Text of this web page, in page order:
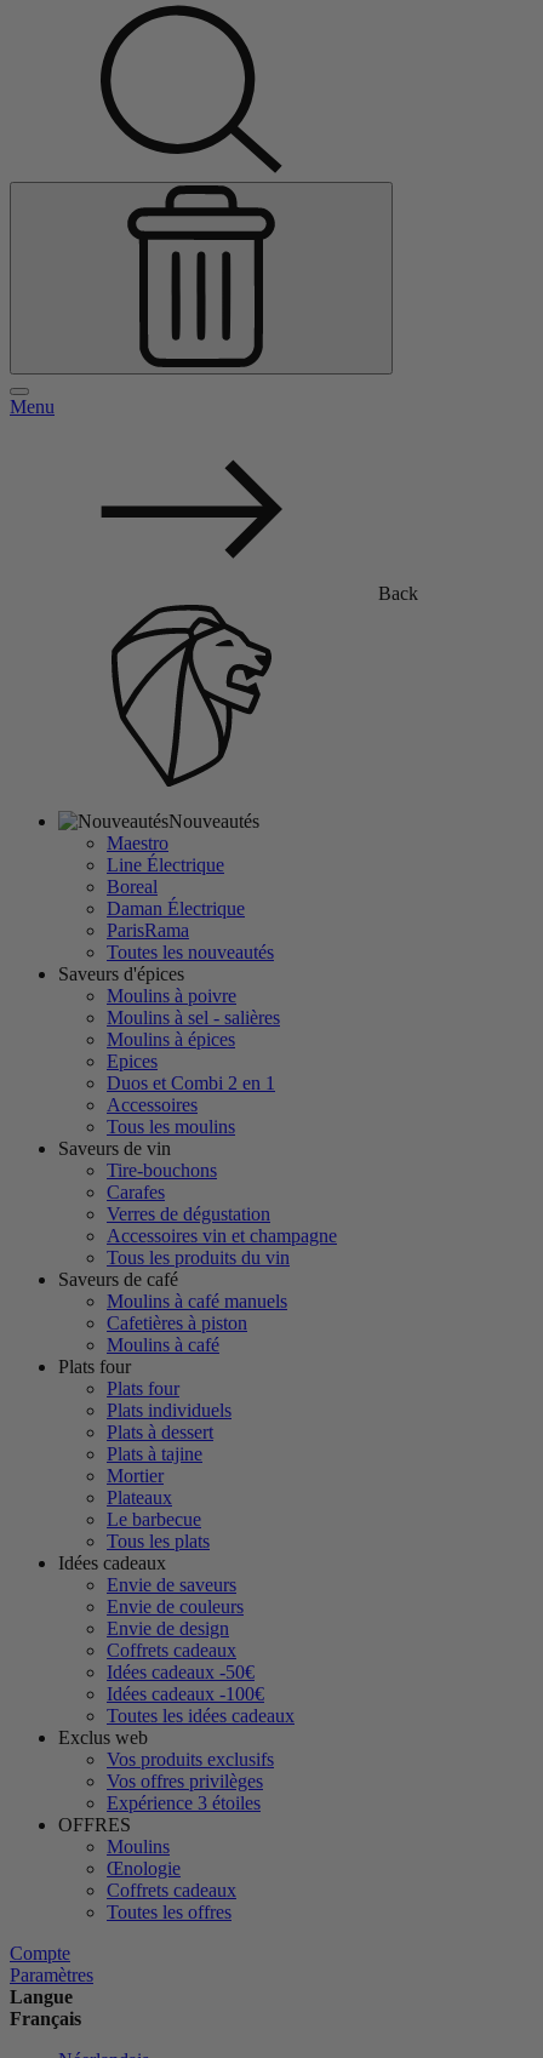
Menu
Back
Nouveautés
Maestro
Line Électrique
Boreal
Daman Électrique
ParisRama
Toutes les nouveautés
Saveurs d'épices
Moulins à poivre
Moulins à sel - salières
Moulins à épices
Epices
Duos et Combi 2 en 1
Accessoires
Tous les moulins
Saveurs de vin
Tire-bouchons
Carafes
Verres de dégustation
Accessoires vin et champagne
Tous les produits du vin
Saveurs de café
Moulins à café manuels
Cafetières à piston
Moulins à café
Plats four
Plats four
Plats individuels
Plats à dessert
Plats à tajine
Mortier
Plateaux
Le barbecue
Tous les plats
Idées cadeaux
Envie de saveurs
Envie de couleurs
Envie de design
Coffrets cadeaux
Idées cadeaux -50€
Idées cadeaux -100€
Toutes les idées cadeaux
Exclus web
Vos produits exclusifs
Vos offres privilèges
Expérience 3 étoiles
OFFRES
Moulins
Œnologie
Coffrets cadeaux
Toutes les offres
Compte
Paramètres
Langue
Français